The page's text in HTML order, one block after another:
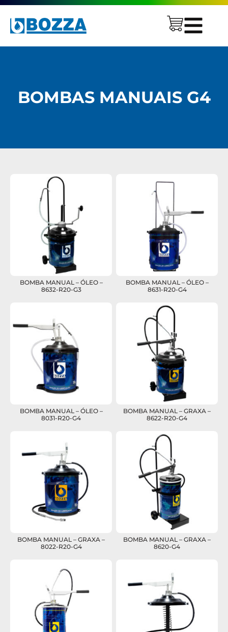
BOMBAS MANUAIS G4
BOMBA MANUAL – ÓLEO –
8632-R20-G3
BOMBA MANUAL – ÓLEO –
8631-R20-G4
BOMBA MANUAL – ÓLEO –
8031-R20-G4
BOMBA MANUAL – GRAXA –
8622-R20-G4
BOMBA MANUAL – GRAXA –
8022-R20-G4
BOMBA MANUAL – GRAXA –
8620-G4